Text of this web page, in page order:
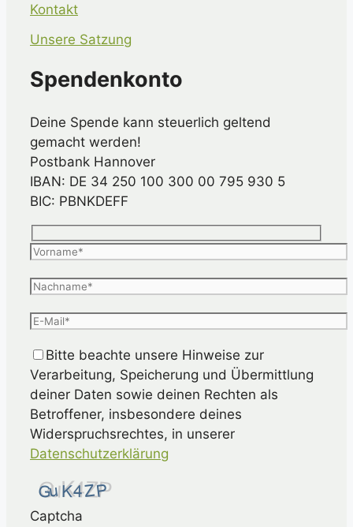
Kontakt
Unsere Satzung
Spendenkonto
Deine Spende kann steuerlich geltend
gemacht werden!
Postbank Hannover
IBAN: DE 34 250 100 300 00 795 930 5
BIC: PBNKDEFF
Bitte beachte unsere Hinweise zur
Verarbeitung, Speicherung und Übermittlung
deiner Daten sowie deinen Rechten als
Betroffener, insbesondere deines
Widerspruchsrechtes, in unserer
Datenschutzerklärung
Captcha